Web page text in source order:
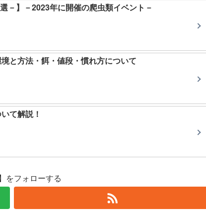
－】－2023年に開催の爬虫類イベント－
と方法・餌・値段・慣れ方について
て解説！
をフォローする